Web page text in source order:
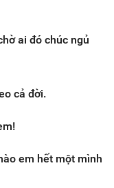
ai đó chúc ngủ
cả đời.
em hết một mình